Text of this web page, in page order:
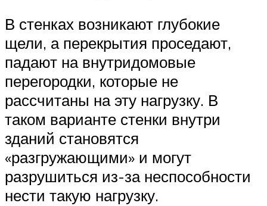
В стенках возникают глубокие
щели, а перекрытия проседают,
падают на внутридомовые
перегородки, которые не
рассчитаны на эту нагрузку. В
таком варианте стенки внутри
зданий становятся
«разгружающими» и могут
разрушиться из-за неспособности
нести такую нагрузку.